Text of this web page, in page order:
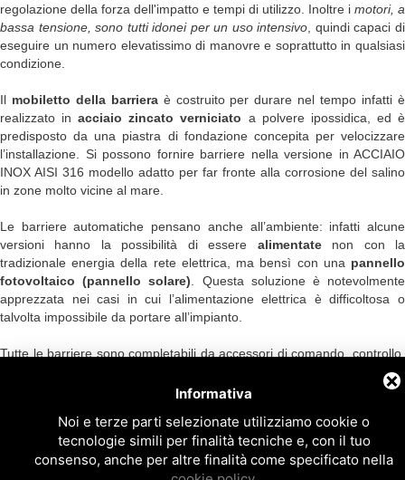
regolazione della forza dell'impatto e tempi di utilizzo. Inoltre i motori, a
bassa tensione, sono tutti idonei per un uso intensivo, quindi capaci di
eseguire un numero elevatissimo di manovre e soprattutto in qualsiasi
condizione.
Il mobiletto della barrieraè costruito per durare nel tempo infatti è
realizzato inacciaio zincato verniciato a polvere ipossidica, ed è
predisposto da una piastra di fondazione concepita per velocizzare
l’installazione. Si possono fornire barriere nella versione in ACCIAIO
INOX AISI 316 modello adatto per far fronte alla corrosione del salino
in zone molto vicine al mare.
Le barriere automatiche pensano anche all’ambiente: infatti alcune
versioni hanno la possibilità di essere alimentatenon con la
tradizionale energia della rete elettrica, ma bensì con una pannello
fotovoltaico (pannello solare). Questa soluzione è notevolmente
apprezzata nei casi in cui l’alimentazione elettrica è difficoltosa o
talvolta impossibile da portare all’impianto.
Tutte le barriere sono completabili da accessori di comando, controllo,
NEWS
Informativa
Noi e terze parti selezionate utilizziamo cookie o
tecnologie simili per finalità tecniche e, con il tuo
consenso, anche per altre finalità come specificato nella